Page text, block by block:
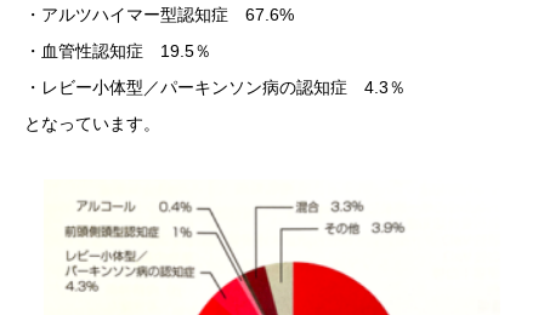
・アルツハイマー型認知症 67.6%
・血管性認知症 19.5％
・レビー小体型／パーキンソン病の認知症 4.3％
となっています。